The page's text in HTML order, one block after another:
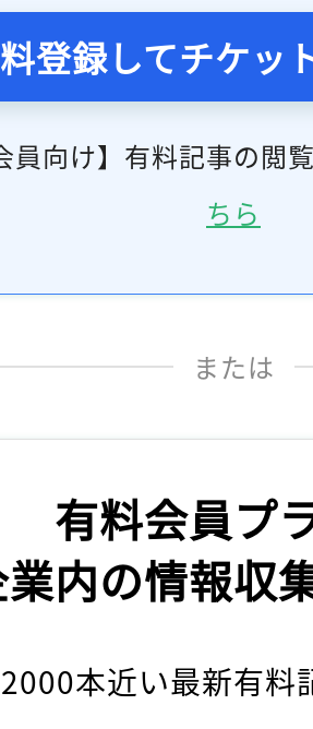
登録してチケッ
員向け】有料記事の閲
ちら
または
有料会員プ
内の情報収
2000本近い最新有料